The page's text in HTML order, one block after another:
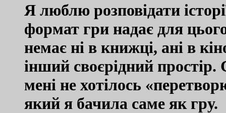
Я люблю розповідати
формат гри надає для
немає ні в книжці, ані в
інший своєрідний
мені не хотілось
який я бачила саме як гру.